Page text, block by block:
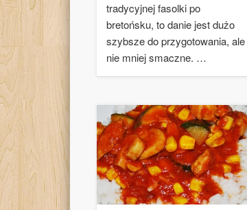
tradycyjnej fasolki po
bretońsku, to danie jest dużo
szybsze do przygotowania, ale
nie mniej smaczne. …